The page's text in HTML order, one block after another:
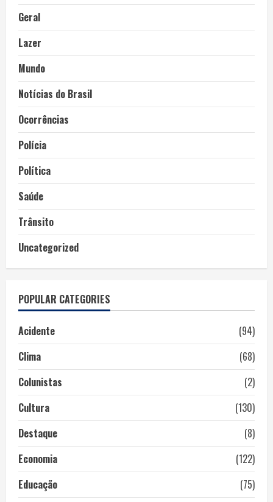
Geral
Lazer
Mundo
Notícias do Brasil
Ocorrências
Polícia
Política
Saúde
Trânsito
Uncategorized
POPULAR CATEGORIES
Acidente
(94)
Clima
(68)
Colunistas
(2)
Cultura
(130)
Destaque
(8)
Economia
(122)
Educação
(75)